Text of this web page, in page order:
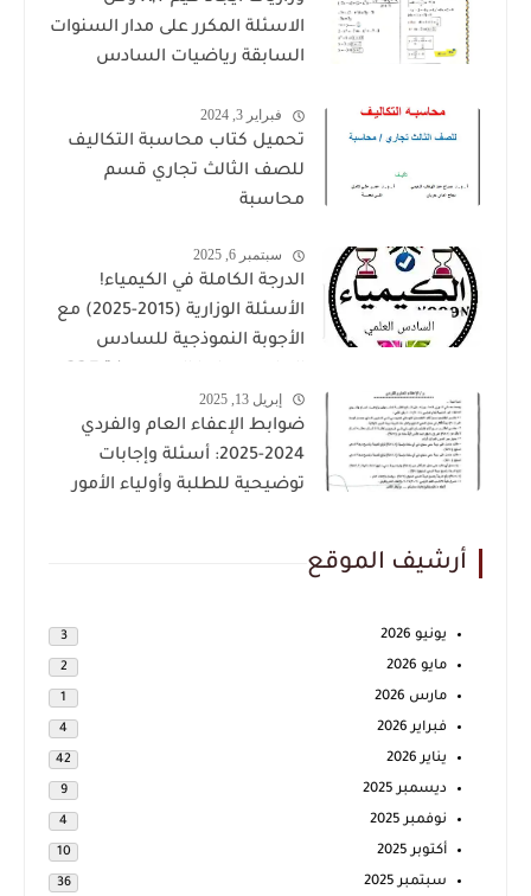
الاسئلة المكرر على مدار السنوات
السابقة رياضيات السادس
فبراير 3, 2024
تحميل كتاب محاسبة التكاليف
للصف الثالث تجاري قسم
محاسبة
سبتمبر 6, 2025
الدرجة الكاملة في الكيمياء!
الأسئلة الوزارية (2015-2025) مع
الأجوبة النموذجية للسادس
إبريل 13, 2025
ضوابط الإعفاء العام والفردي
2024-2025: أسئلة وإجابات
توضيحية للطلبة وأولياء الأمور
أرشيف الموقع
يونيو 2026 3
مايو 2026 2
مارس 2026 1
فبراير 2026 4
يناير 2026 42
ديسمبر 2025 9
نوفمبر 2025 4
أكتوبر 2025 10
سبتمبر 2025 36